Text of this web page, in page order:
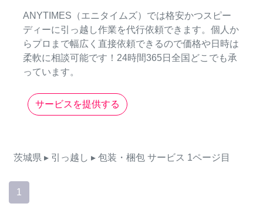
ANYTIMES（エニタイムズ）では格安かつスピー
ディーに引っ越し作業を代行依頼できます。個人か
らプロまで幅広く直接依頼できるので価格や日時は
柔軟に相談可能です！24時間365日全国どこでも承
っています。
サービスを提供する
茨城県 ▸ 引っ越し ▸ 包装・梱包 サービス 1ページ目
1